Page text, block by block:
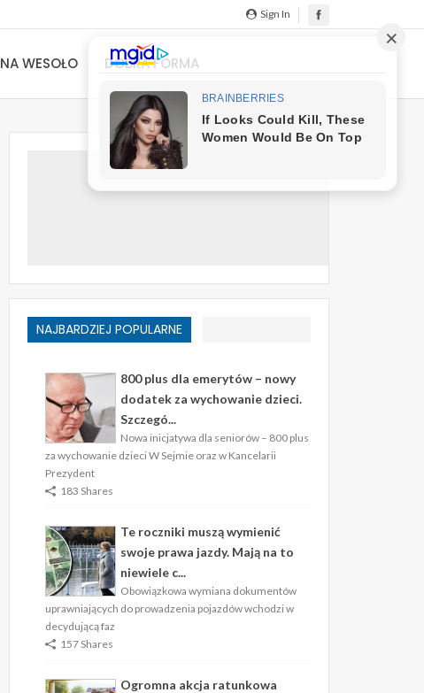
Sign In
NA WESOŁO DOBRA FORMA
NAJBARDZIEJ POPULARNE
800 plus dla emerytów – nowy
dodatek za wychowanie dzieci.
Szczegó...
Nowa inicjatywa dla seniorów – 800 plus
za wychowanie dzieci W Sejmie oraz w Kancelarii
Prezydent
183 Shares
Te roczniki muszą wymienić
swoje prawa jazdy. Mają na to
niewiele c...
Obowiązkowa wymiana dokumentów
uprawniających do prowadzenia pojazdów wchodzi w
decydującą faz
157 Shares
Ogromna akcja ratunkowa